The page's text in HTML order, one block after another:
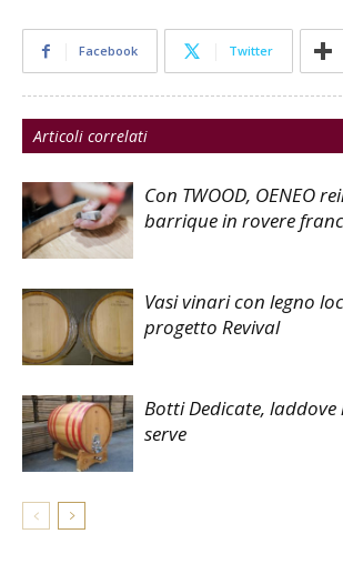
Facebook Twitter
Articoli correlati
Con TWOOD, OENEO
barrique in rovere
Vasi vinari con legno
progetto Revival
Botti Dedicate,
serve